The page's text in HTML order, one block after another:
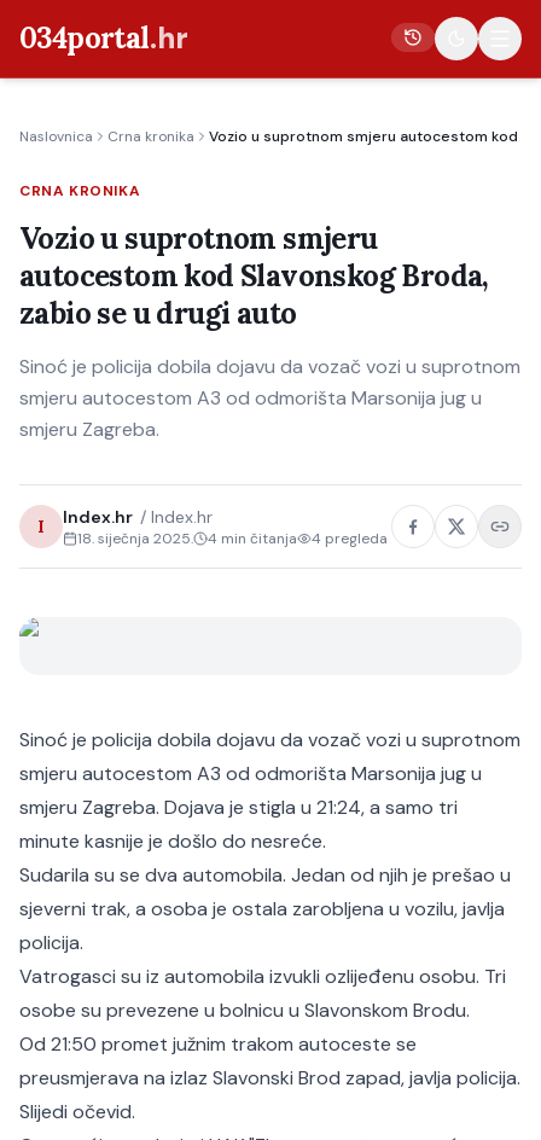
034portal.hr
Crna kronika
Poljoprivreda
Politika
Gospodarstvo
Život
Naslovnica Crna kronika Vozio u suprotnom smjeru autocestom kod
CRNA KRONIKA
Vozio u suprotnom smjeru
autocestom kod Slavonskog Broda,
zabio se u drugi auto
Sinoć je policija dobila dojavu da vozač vozi u suprotnom
smjeru autocestom A3 od odmorišta Marsonija jug u
smjeru Zagreba.
I Index.hr / Index.hr
18. siječnja 2025. 4 min čitanja 4 pregleda
Sinoć je policija dobila dojavu da vozač vozi u suprotnom
smjeru autocestom A3 od odmorišta Marsonija jug u
smjeru Zagreba. Dojava je stigla u 21:24, a samo tri
minute kasnije je došlo do nesreće.
Sudarila su se dva automobila. Jedan od njih je prešao u
sjeverni trak, a osoba je ostala zarobljena u vozilu, javlja
policija.
Vatrogasci su iz automobila izvukli ozlijeđenu osobu. Tri
osobe su prevezene u bolnicu u Slavonskom Brodu.
Od 21:50 promet južnim trakom autoceste se
preusmjerava na izlaz Slavonski Brod zapad, javlja policija.
Slijedi očevid.